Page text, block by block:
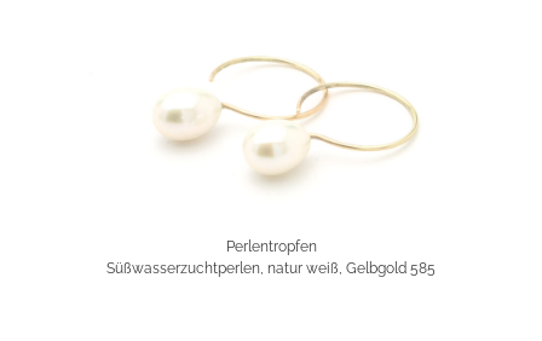
Perlentropfen
Süßwasserzuchtperlen, natur weiß, Gelbgold 585